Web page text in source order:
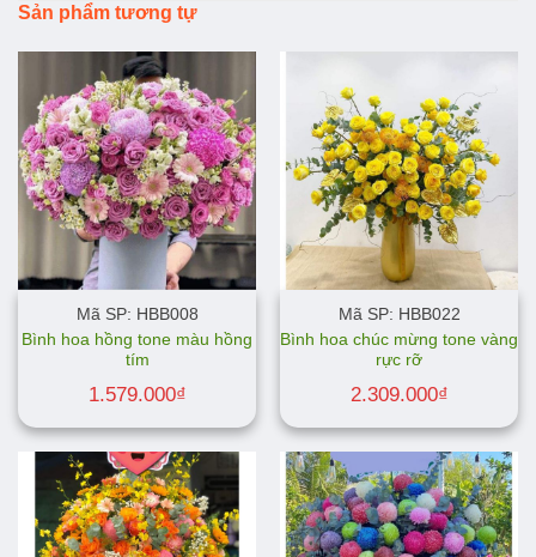
Sản phẩm tương tự
Mã SP: HBB008
Bình hoa hồng tone màu hồng
tím
1.579.000₫
Mã SP: HBB022
Bình hoa chúc mừng tone vàng
rực rỡ
2.309.000₫